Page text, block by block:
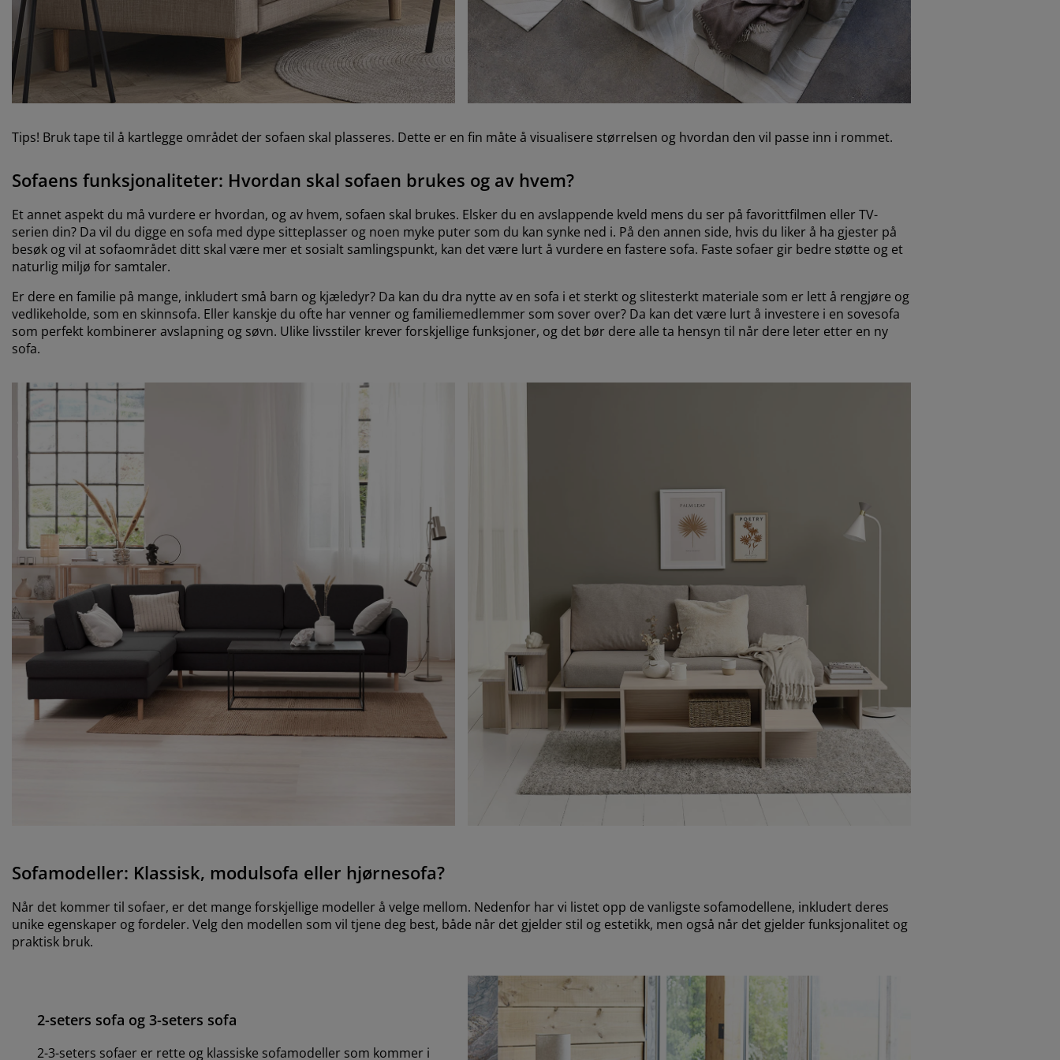
Tips! Bruk tape til å kartlegge området der sofaen skal plasseres. Dette er en fin måte å visualisere størrelsen og hvordan den vil passe inn i rommet.
Sofaens funksjonaliteter: Hvordan skal sofaen brukes og av hvem?
Et annet aspekt du må vurdere er hvordan, og av hvem, sofaen skal brukes. Elsker du en avslappende kveld mens du ser på favorittfilmen eller TV-
serien din? Da vil du digge en sofa med dype sitteplasser og noen myke puter som du kan synke ned i. På den annen side, hvis du liker å ha gjester på
besøk og vil at sofaområdet ditt skal være mer et sosialt samlingspunkt, kan det være lurt å vurdere en fastere sofa. Faste sofaer gir bedre støtte og et
naturlig miljø for samtaler.
Er dere en familie på mange, inkludert små barn og kjæledyr? Da kan du dra nytte av en sofa i et sterkt og slitesterkt materiale som er lett å rengjøre og
vedlikeholde, som en skinnsofa. Eller kanskje du ofte har venner og familiemedlemmer som sover over? Da kan det være lurt å investere i en sovesofa
som perfekt kombinerer avslapning og søvn. Ulike livsstiler krever forskjellige funksjoner, og det bør dere alle ta hensyn til når dere leter etter en ny
sofa.
Sofamodeller: Klassisk, modulsofa eller hjørnesofa?
Når det kommer til sofaer, er det mange forskjellige modeller å velge mellom. Nedenfor har vi listet opp de vanligste sofamodellene, inkludert deres
unike egenskaper og fordeler. Velg den modellen som vil tjene deg best, både når det gjelder stil og estetikk, men også når det gjelder funksjonalitet og
praktisk bruk.
2-seters sofa og 3-seters sofa
2-3-seters sofaer er rette og klassiske sofamodeller som kommer i